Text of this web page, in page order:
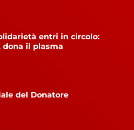
entri in circolo:
dona il plasma
del Donatore